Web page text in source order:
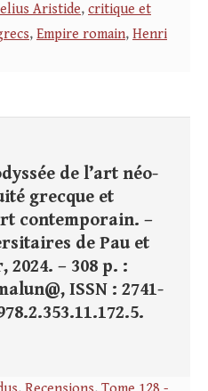
Aristide, critique et
, Empire romain, Henri
de l’art néo-
grecque et
contemporain. –
de Pau et
2024. – 308 p. :
ISSN : 2741-